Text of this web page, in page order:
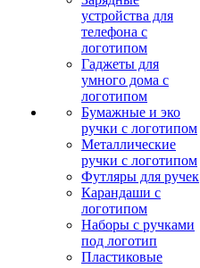
устройства для
телефона с
логотипом
Гаджеты для
умного дома с
логотипом
Бумажные и эко
ручки с логотипом
Металлические
ручки с логотипом
Футляры для ручек
Карандаши с
логотипом
Наборы с ручками
под логотип
Пластиковые